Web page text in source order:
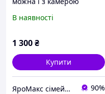
В наявності
1 300₴
Купити
ЯроМакс сімейний магазин 90%